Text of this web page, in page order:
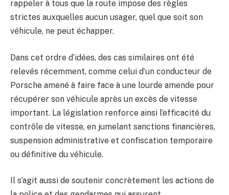
rappeler à tous que la route impose des règles
strictes auxquelles aucun usager, quel que soit son
véhicule, ne peut échapper.
Dans cet ordre d’idées, des cas similaires ont été
relevés récemment, comme celui d’un conducteur de
Porsche amené à faire face à une lourde amende pour
récupérer son véhicule après un excès de vitesse
important. La législation renforce ainsi l’efficacité du
contrôle de vitesse, en jumelant sanctions financières,
suspension administrative et confiscation temporaire
ou définitive du véhicule.
Il s’agit aussi de soutenir concrètement les actions de